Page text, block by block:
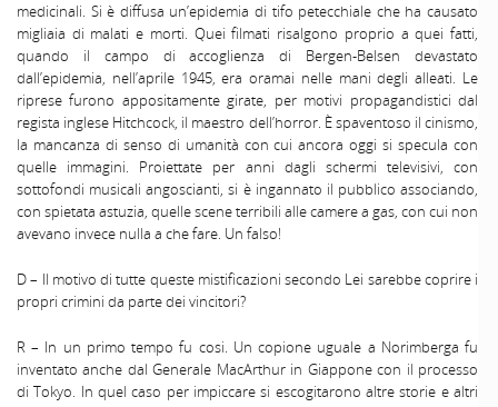
medicinali. Si è diffusa un’epidemia di tifo petecchiale che ha causato
migliaia di malati e morti. Quei filmati risalgono proprio a quei fatti,
quando il campo di accoglienza di Bergen-Belsen devastato
dall’epidemia, nell’aprile 1945, era oramai nelle mani degli alleati. Le
riprese furono appositamente girate, per motivi propagandistici dal
regista inglese Hitchcock, il maestro dell’horror. È spaventoso il cinismo,
la mancanza di senso di umanità con cui ancora oggi si specula con
quelle immagini. Proiettate per anni dagli schermi televisivi, con
sottofondi musicali angoscianti, si è ingannato il pubblico associando,
con spietata astuzia, quelle scene terribili alle camere a gas, con cui non
avevano invece nulla a che fare. Un falso!
D – Il motivo di tutte queste mistificazioni secondo Lei sarebbe coprire i
propri crimini da parte dei vincitori?
R – In un primo tempo fu cosi. Un copione uguale a Norimberga fu
inventato anche dal Generale MacArthur in Giappone con il processo
di Tokyo. In quel caso per impiccare si escogitarono altre storie e altri